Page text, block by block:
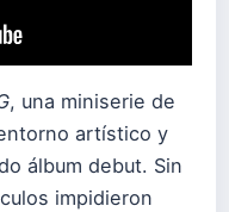
, una miniserie de
artístico y
álbum debut. Sin
impidieron